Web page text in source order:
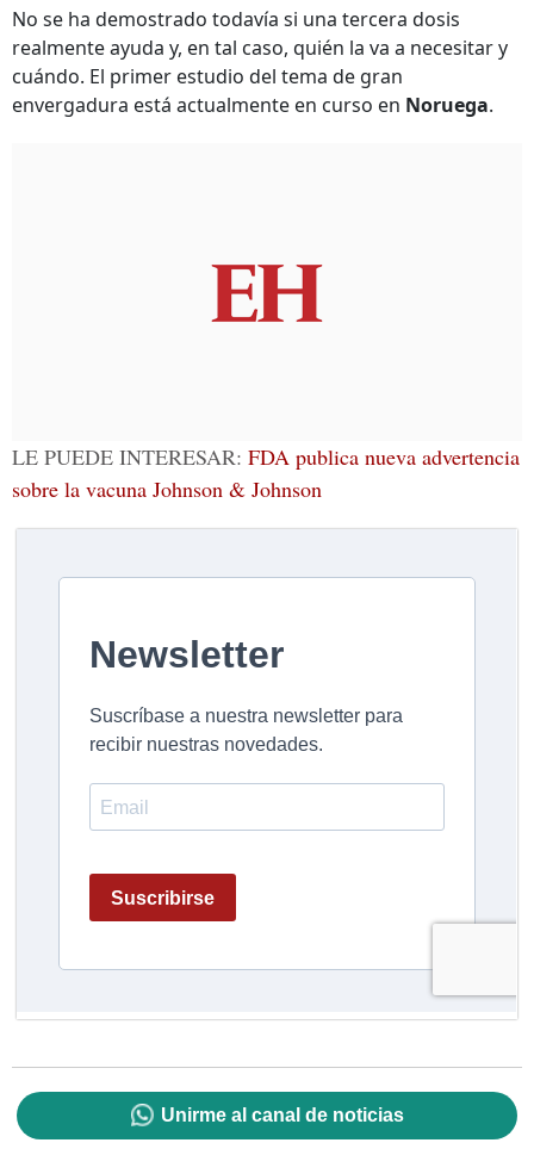
No se ha demostrado todavía si una tercera dosis
realmente ayuda y, en tal caso, quién la va a necesitar y
cuándo. El primer estudio del tema de gran
envergadura está actualmente en curso en Noruega.
LE PUEDE INTERESAR: FDA publica nueva advertencia
sobre la vacuna Johnson & Johnson
Unirme al canal de noticias